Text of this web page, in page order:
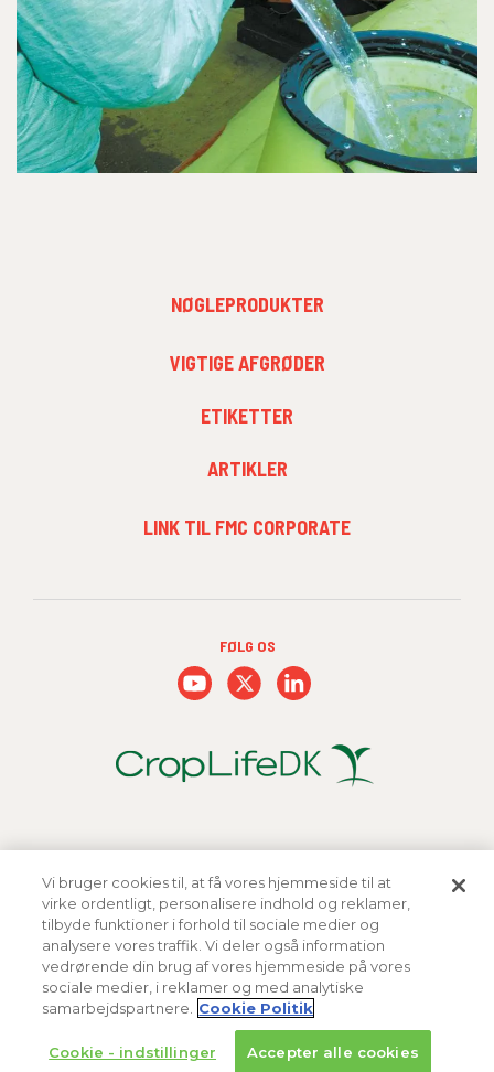
NØGLEPRODUKTER
VIGTIGE AFGRØDER
ETIKETTER
ARTIKLER
LINK TIL FMC CORPORATE
FØLG OS
Copyright 2026 FMC Corporation
Cookie Politik
Privatlivspolitik Vilkår og Betingelser
Varemærker og ophavsrettigheder
Vi bruger cookies til, at få vores hjemmeside til at
virke ordentligt, personalisere indhold og reklamer,
tilbyde funktioner i forhold til sociale medier og
analysere vores traffik. Vi deler også information
vedrørende din brug af vores hjemmeside på vores
sociale medier, i reklamer og med analytiske
samarbejdspartnere.
Cookie Politik
Cookie - indstillinger Accepter alle cookies